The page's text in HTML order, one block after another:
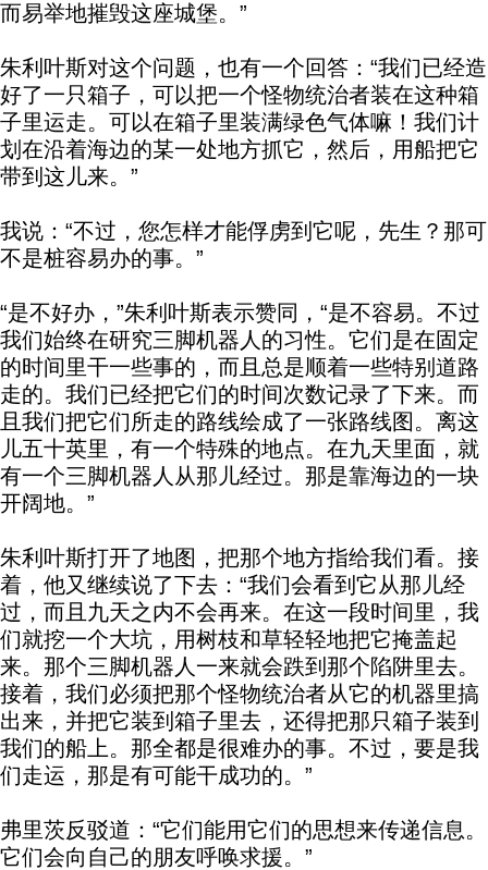
而易举地摧毁这座城堡。”
朱利叶斯对这个问题，也有一个回答：“我们已经造
好了一只箱子，可以把一个怪物统治者装在这种箱
子里运走。可以在箱子里装满绿色气体嘛！我们计
划在沿着海边的某一处地方抓它，然后，用船把它
带到这儿来。”
我说：“不过，您怎样才能俘虏到它呢，先生？那可
不是桩容易办的事。”
“是不好办，”朱利叶斯表示赞同，“是不容易。不过
我们始终在研究三脚机器人的习性。它们是在固定
的时间里干一些事的，而且总是顺着一些特别道路
走的。我们已经把它们的时间次数记录了下来。而
且我们把它们所走的路线绘成了一张路线图。离这
儿五十英里，有一个特殊的地点。在九天里面，就
有一个三脚机器人从那儿经过。那是靠海边的一块
开阔地。”
朱利叶斯打开了地图，把那个地方指给我们看。接
着，他又继续说了下去：“我们会看到它从那儿经
过，而且九天之内不会再来。在这一段时间里，我
们就挖一个大坑，用树枝和草轻轻地把它掩盖起
来。那个三脚机器人一来就会跌到那个陷阱里去。
接着，我们必须把那个怪物统治者从它的机器里搞
出来，并把它装到箱子里去，还得把那只箱子装到
我们的船上。那全都是很难办的事。不过，要是我
们走运，那是有可能干成功的。”
弗里茨反驳道：“它们能用它们的思想来传递信息。
它们会向自己的朋友呼唤求援。”